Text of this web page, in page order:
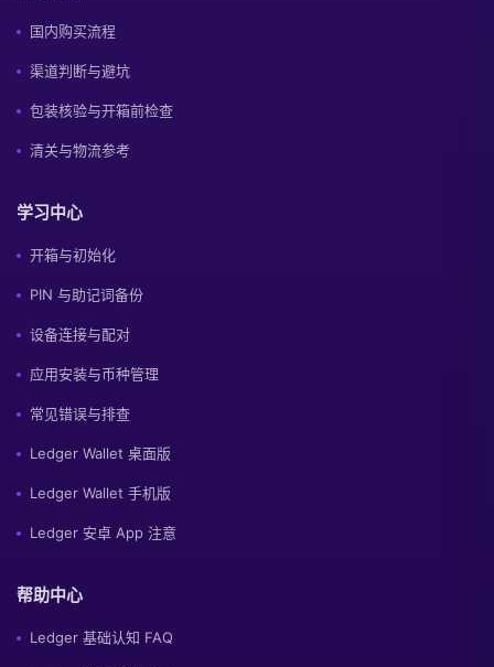
国内购买流程
渠道判断与避坑
包装核验与开箱前检查
清关与物流参考
学习中心
开箱与初始化
PIN 与助记词备份
设备连接与配对
应用安装与币种管理
常见错误与排查
Ledger Wallet 桌面版
Ledger Wallet 手机版
Ledger 安卓 App 注意
帮助中心
Ledger 基础认知 FAQ